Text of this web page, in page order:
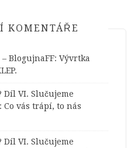
KOMENTÁŘE
BlogujnaFF: Vývrtka
Díl VI. Slučujeme
: Co vás trápí, to nás
Díl VI. Slučujeme